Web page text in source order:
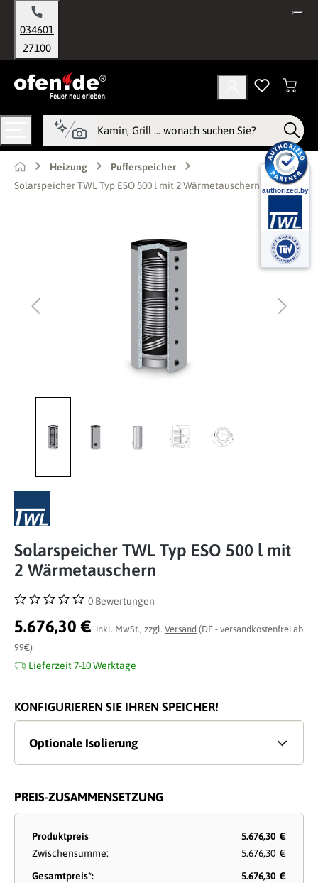
springen
034601
27100
Heizung
Pufferspeicher
Solarspeicher TWL Typ ESO 500 l mit 2 Wärmetauschern
Solarspeicher TWL Typ ESO 500 l mit
2 Wärmetauschern
Durchschnittliche Bewertung von 0 von 5 Sternen
0 Bewertungen
5.676,30 € inkl. MwSt., zzgl. Versand (DE - versandkostenfrei ab
99€)
Lieferzeit 7-10 Werktage
KONFIGURIEREN SIE IHREN SPEICHER!
Optionale Isolierung
PREIS-ZUSAMMENSETZUNG
Produktpreis
5.676,30 €
Zwischensumme:
5.676,30 €
Gesamtpreis*:
5.676,30 €